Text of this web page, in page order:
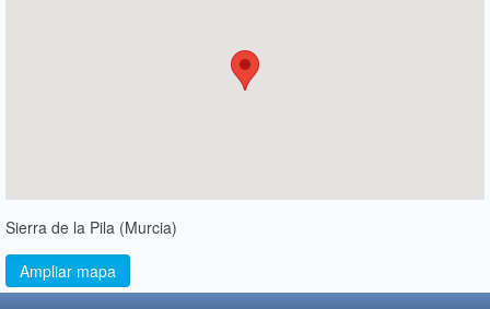
Sierra de la Pila (Murcia)
Ampliar mapa